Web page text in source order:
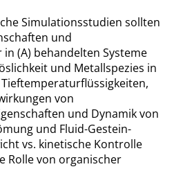
Simulationsstudien sollten
und
(A) behandelten Systeme
und Metallspezies in
von
und Dynamik von
und Fluid-Gestein-
vs. kinetische Kontrolle
Rolle von organischer